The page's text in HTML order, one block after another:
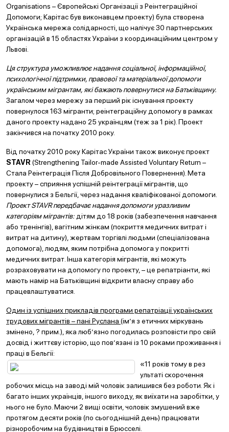
Organisations – Європейські Організації з Реінтеграційної
Допомоги; Карітас був виконавцем проекту) була створена
Українська мережа солідарності, що налічує 30 партнерських
організацій в 15 областях України з координаційним центром у
Львові.
Ця структура уможливлює надання соціальної, інформаційної,
психологічної підтримки, правової та матеріальної допомоги
українським мігрантам, які бажають повернутися на Батьківщину.
Загалом через мережу за перший рік існування проекту
повернулося 163 мігранти; реінтеграційну допомогу в рамках
даного проекту надано 25 українцям (теж за 1 рік). Проект
закінчився на початку 2010 року.
Від початку 2010 року Карітас України також виконує проект
STAVR (Strengthening Tailor-made Assisted Voluntary Return –
Стала Реінтеграція Після Добровільного Повернення). Мета
проекту – сприяння успішній реінтеграції мігрантів, що
повернулися з Бельгії, через надання кваліфікованої допомоги.
Проект STAVR передбачає надання допомоги уразливим
категоріям мігрантів: дітям до 18 років (забезпечення навчання
або тренінгів), вагітним жінкам (покриття медичних витрат і
витрат на дитину), жертвам торгівлі людьми (спеціалізована
допомога), людям, яким потрібна допомога у покритті
медичних витрат. Інша категорія мігрантів, які можуть
розраховувати на допомогу по проекту, – це репатріанти, які
мають намір на Батьківщині відкрити власну справу або
працевлаштуватися.
Один із успішних прикладів програми репатріації українських
трудових мігрантів – пані Руслана (ім’я з етичних міркувань
змінено, ? прим.), яка люб’язно погодилась розповісти про свій
досвід і життєву історію, що пов’язані із 10 роками проживання і
праці в Бельгії:
«11 років тому в рез
ультаті скорочення
робочих місць на заводі мій чоловік залишився без роботи. Як і
багато інших українців, іншого виходу, як виїхати на заробітки, у
нього не було. Маючи 2 вищі освіти, чоловік змушений вже
протягом десяти років (по сьогоднішній день) працювати
різноробочим на будівництві в Брюсселі.